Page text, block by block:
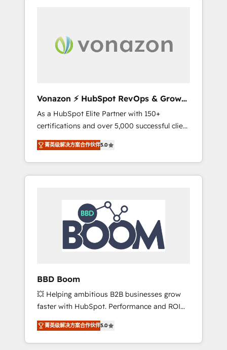
time to deeply understand your unique
needs, crafting custom strategies that deliver
responsiveness, and ongoing support, we
equip your team to adopt new systems with
confidence and achieve a unified, data-
driven approach to customer engagement.
Vonazon ⚡ HubSpot RevOps & Growth
Strategy Experts
As a HubSpot Elite Partner with 150+
certifications and over 5,000 successful client
engagements, Vonazon turns marketing
complexity into measurable, scalable growth.
From onboarding to enterprise-grade
campaigns, our in-house team builds scalable
HubSpot Integration & Optimization •
Seamless CRM, CMS, and automation setup •
Complex platform migrations and data
cleanups • Custom APIs and third-party
integrations 📈 End-to-End Revenue
tools and CRM optimization • Retention
strategies with customer journey mapping 🏅
Elite-Level HubSpot Execution • 750+
onboardings and 2,000+ implementations •
Deep expertise across marketing, sales, and
service hubs • Built-in flexibility for startups
菁英级解决方案合作伙伴5.0
BBD Boom
💥 Helping ambitious B2B businesses grow
faster with HubSpot. Performance and ROI
focused. 💥 BBD Boom is the HubSpot
partner that can help you to HubSpot Better.
We work with your teams to solve all your
菁英级解决方案合作伙伴5.0